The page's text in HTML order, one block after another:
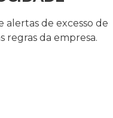
alertas de excesso de
regras da empresa.